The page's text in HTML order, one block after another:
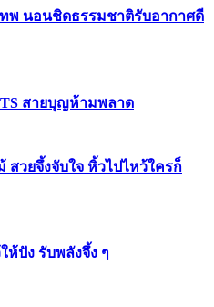
พ นอนชิดธรรมชาติรับอากาศดี
สายบุญห้ามพลาด
สวยจึ้งจับใจ หิ้วไปไหว้ใครก็
ห้ปัง รับพลังจึ้ง ๆ